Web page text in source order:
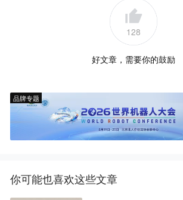
128
好文章，需要你的鼓励
品牌专题
你可能也喜欢这些文章